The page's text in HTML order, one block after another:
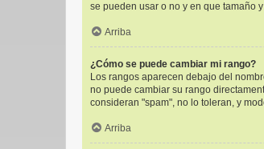
se pueden usar o no y en que tamaño
Arriba
¿Cómo se puede cambiar mi rango?
Los rangos aparecen debajo del
no puede cambiar su rango
consideran "spam", no lo toleran, y
Arriba